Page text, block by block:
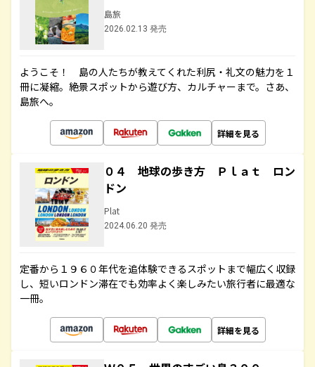
島旅
2026.02.13 発売
ようこそ！ 島の人たちが教えてくれた利尻・礼文の魅力を１
冊に凝縮。絶景スポットから遊び方、カルチャーまで。さあ、
島旅へ。
詳細を見る
０４ 地球の歩き方 Ｐｌａｔ ロン
ドン
Plat
2024.06.20 発売
定番から１９６０年代を追体験できるスポットまで幅広く収録
し、短いロンドン滞在でも効率よく楽しみたい旅行者に最適な
一冊。
詳細を見る